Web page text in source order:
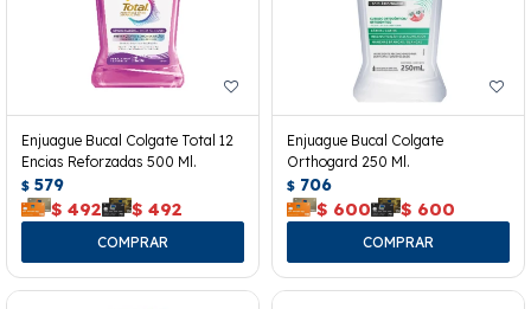
Enjuague Bucal Colgate Total 12
Encias Reforzadas 500 Ml.
$ 579
$ 492 $ 492
Enjuague Bucal Colgate
Orthogard 250 Ml.
$ 706
$ 600 $ 600